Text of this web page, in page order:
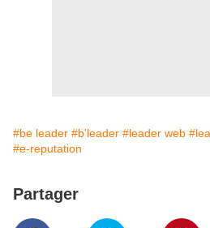
#be leader #b'leader #leader web
#e-reputation
Partager